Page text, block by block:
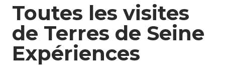
Toutes les visites
de Terres de Seine
Expériences